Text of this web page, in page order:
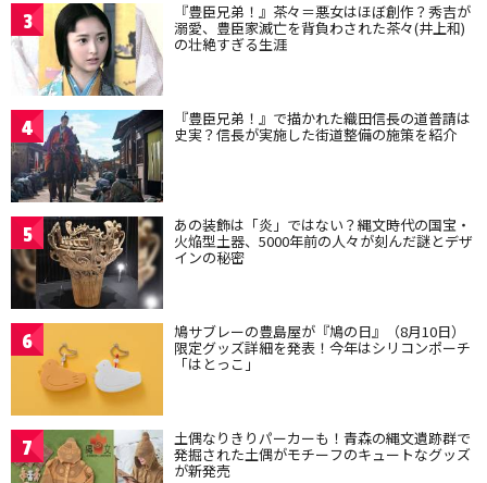
3 『豊臣兄弟！』茶々＝悪女はほぼ創作？秀吉が
溺愛、豊臣家滅亡を背負わされた茶々(井上和)
の壮絶すぎる生涯
4 『豊臣兄弟！』で描かれた織田信長の道普請は
史実？信長が実施した街道整備の施策を紹介
5 あの装飾は「炎」ではない？縄文時代の国宝・
火焔型土器、5000年前の人々が刻んだ謎とデザ
インの秘密
6 鳩サブレーの豊島屋が『鳩の日』（8月10日）
限定グッズ詳細を発表！今年はシリコンポーチ
「はとっこ」
7 土偶なりきりパーカーも！青森の縄文遺跡群で
発掘された土偶がモチーフのキュートなグッズ
が新発売